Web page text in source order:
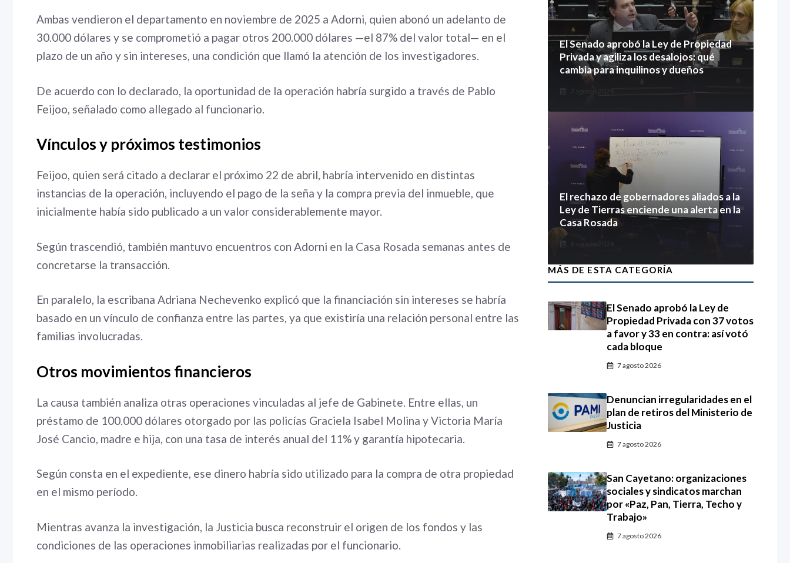
Ambas vendieron el departamento en noviembre de 2025 a Adorni, quien abonó un adelanto de
30.000 dólares y se comprometió a pagar otros 200.000 dólares —el 87% del valor total— en el
plazo de un año y sin intereses, una condición que llamó la atención de los investigadores.
De acuerdo con lo declarado, la oportunidad de la operación habría surgido a través de Pablo
Feijoo, señalado como allegado al funcionario.
Vínculos y próximos testimonios
Feijoo, quien será citado a declarar el próximo 22 de abril, habría intervenido en distintas
instancias de la operación, incluyendo el pago de la seña y la compra previa del inmueble, que
inicialmente había sido publicado a un valor considerablemente mayor.
Según trascendió, también mantuvo encuentros con Adorni en la Casa Rosada semanas antes de
concretarse la transacción.
En paralelo, la escribana Adriana Nechevenko explicó que la financiación sin intereses se habría
basado en un vínculo de confianza entre las partes, ya que existiría una relación personal entre las
familias involucradas.
Otros movimientos financieros
La causa también analiza otras operaciones vinculadas al jefe de Gabinete. Entre ellas, un
préstamo de 100.000 dólares otorgado por las policías Graciela Isabel Molina y Victoria María
José Cancio, madre e hija, con una tasa de interés anual del 11% y garantía hipotecaria.
Según consta en el expediente, ese dinero habría sido utilizado para la compra de otra propiedad
en el mismo período.
Mientras avanza la investigación, la Justicia busca reconstruir el origen de los fondos y las
condiciones de las operaciones inmobiliarias realizadas por el funcionario.
El Senado aprobó la Ley de Propiedad
Privada y agiliza los desalojos: qué
cambia para inquilinos y dueños
7 agosto 2026
El rechazo de gobernadores aliados a la
Ley de Tierras enciende una alerta en la
Casa Rosada
6 agosto 2026
MÁS DE ESTA CATEGORÍA
El Senado aprobó la Ley de
Propiedad Privada con 37 votos
a favor y 33 en contra: así votó
cada bloque
7 agosto 2026
Denuncian irregularidades en el
plan de retiros del Ministerio de
Justicia
7 agosto 2026
San Cayetano: organizaciones
sociales y sindicatos marchan
por «Paz, Pan, Tierra, Techo y
Trabajo»
7 agosto 2026